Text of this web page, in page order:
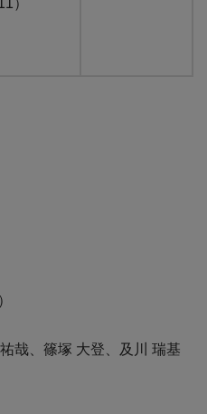
）
哉、篠塚 大登、及川 瑞基